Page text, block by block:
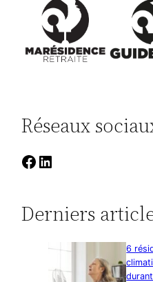
Réseaux
Facebook LinkedIn
Derniers
6
durant